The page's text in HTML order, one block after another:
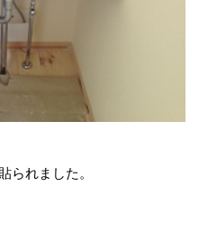
られました。